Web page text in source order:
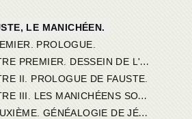
LE MANICHÉEN.
PROLOGUE.
C
HAPITRE PREMIER. DESSEIN DE L'AUTEUR.
II. PROLOGUE DE FAUSTE.
C
HAPITRE III. LES MANICHÉENS SONT DE FAUX CHRÉTIENS.
GÉNÉALOGIE DE JÉSUS-CHRIST.